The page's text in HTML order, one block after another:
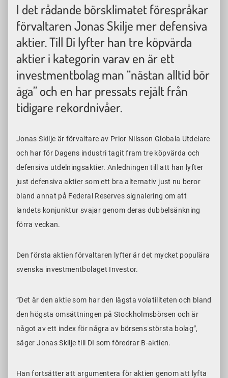
I det rådande börsklimatet förespråkar
förvaltaren Jonas Skilje mer defensiva
aktier. Till Di lyfter han tre köpvärda
aktier i kategorin varav en är ett
investmentbolag man “nästan alltid bör
äga” och en har pressats rejält från
tidigare rekordnivåer.
Jonas Skilje är förvaltare av Prior Nilsson Globala Utdelare
och har för Dagens industri tagit fram tre köpvärda och
defensiva utdelningsaktier. Anledningen till att han lyfter
just defensiva aktier som ett bra alternativ just nu beror
bland annat på Federal Reserves signalering om att
landets konjunktur svajar genom deras dubbelsänkning
förra veckan.
Den första aktien förvaltaren lyfter är det mycket populära
svenska investmentbolaget Investor.
”Det är den aktie som har den lägsta volatiliteten och bland
den högsta omsättningen på Stockholmsbörsen och är
något av ett index för några av börsens största bolag”,
säger Jonas Skilje till DI som föredrar B-aktien.
Han fortsätter att argumentera för aktien genom att lyfta